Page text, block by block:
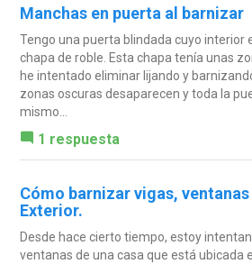
Manchas en puerta al barnizar
Tengo una puerta blindada cuyo interior
chapa de roble. Esta chapa tenía unas
he intentado eliminar lijando y
zonas oscuras desaparecen y toda la
mismo...
1 respuesta
Cómo barnizar vigas,
Exterior.
Desde hace cierto tiempo, estoy
ventanas de una casa que está ubicada